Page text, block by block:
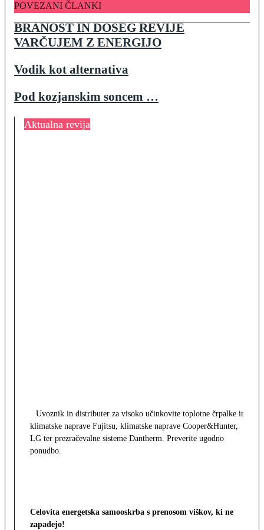
POVEZANI ČLANKI
BRANOST IN DOSEG REVIJE
VARČUJEM Z ENERGIJO
Vodik kot alternativa
Pod kozjanskim soncem …
Aktualna revija
Uvoznik in distributer za visoko učinkovite toplotne črpalke in
klimatske naprave Fujitsu, klimatske naprave Cooper&Hunter,
LG ter prezračevalne sisteme Dantherm. Preverite ugodno
ponudbo.
Celovita energetska samooskrba s prenosom viškov, ki ne
zapadejo!